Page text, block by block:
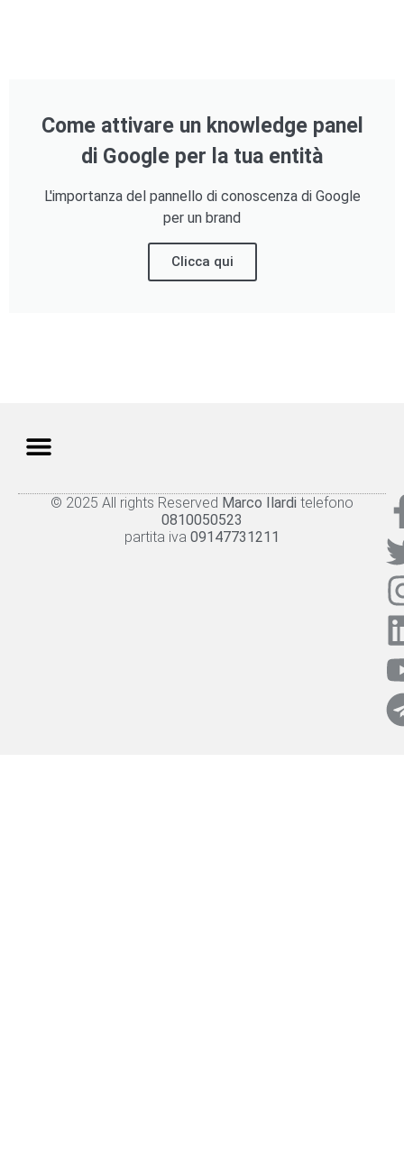
Come attivare un knowledge panel
di Google per la tua entità
L'importanza del pannello di conoscenza di Google
per un brand
Clicca qui
© 2025 All rights Reserved Marco Ilardi telefono
0810050523
partita iva 09147731211